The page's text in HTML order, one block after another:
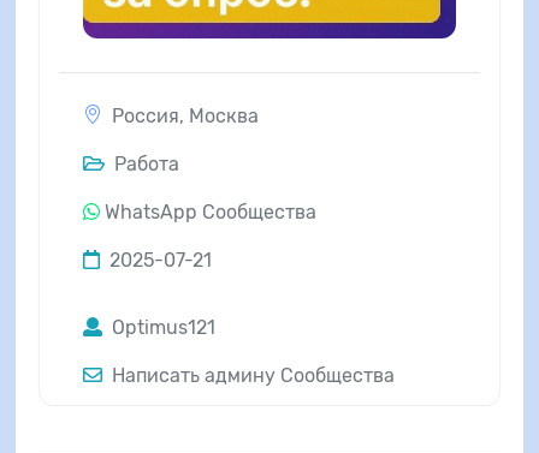
Россия, Москва
Работа
WhatsApp Сообщества
2025-07-21
Optimus121
Написать админу Сообщества